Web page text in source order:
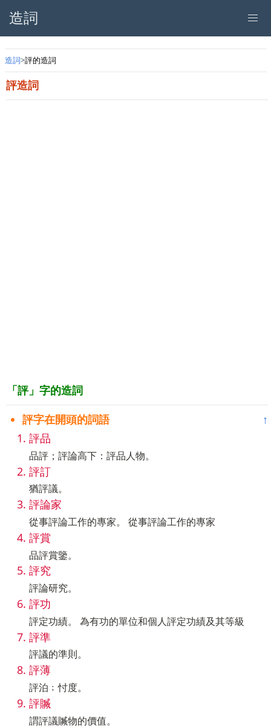
造詞
造詞 評的造詞
評造詞
「評」字的造詞
評字在開頭的詞語
↑
評品
品評；評論高下：評品人物。
評訂
猶評議。
評論家
從事評論工作的專家。 從事評論工作的專家
評賞
品評賞鑒。
評究
評論研究。
評功
評定功績。 為有功的單位和個人評定功績及其等級
評準
評議的準則。
評薄
評泊﹔忖度。
評贓
謂評議贓物的價值。